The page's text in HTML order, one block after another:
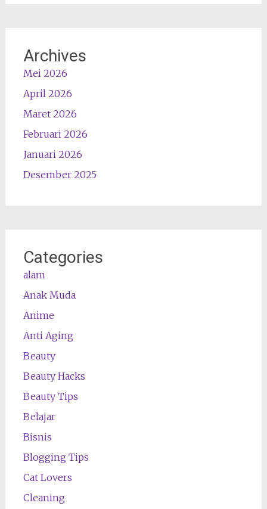
Archives
Mei 2026
April 2026
Maret 2026
Februari 2026
Januari 2026
Desember 2025
Categories
alam
Anak Muda
Anime
Anti Aging
Beauty
Beauty Hacks
Beauty Tips
Belajar
Bisnis
Blogging Tips
Cat Lovers
Cleaning